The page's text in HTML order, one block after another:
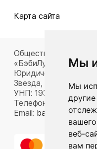
Мы
Мы
веб-
вам
Карта сайта
Общество с
«БэбиЛук»
Юридический адрес:
Звезда, д. 16, пом. 52
УНП: 193815124
Телефон:
+375 33
Email: